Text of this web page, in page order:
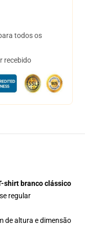
todos os
recebido
shirt branco clássico
regular
de altura e dimensão